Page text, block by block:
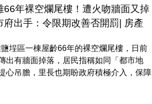
66年裸空爛尾樓！遭火吻牆面又掉
府出手：令限期改善否開罰| 房產
埕區一棟屋齡66年的裸空爛尾樓，日前
出有牆面掉落，居民指稱如同「都市地
心吊膽，里長也期盼政府積極介入，保障